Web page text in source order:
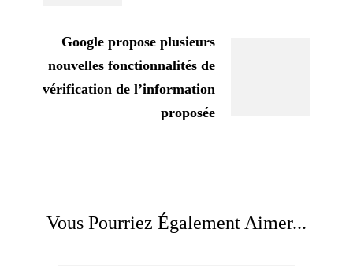
Google propose plusieurs
nouvelles fonctionnalités de
vérification de l’information
proposée
Vous Pourriez Également Aimer...